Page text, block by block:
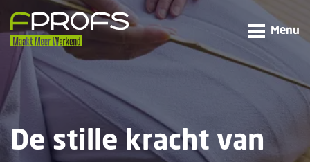
Menu
De stille kracht van